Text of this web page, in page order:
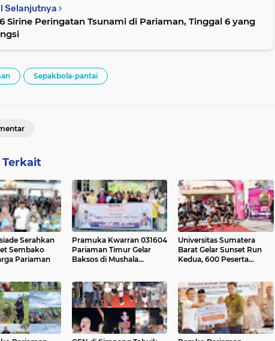
Selanjutnya
Sirine Peringatan Tsunami di Pariaman, Tinggal 6 yang
Sepakbola-pantai
Serahkan
Sembako
Pariaman
Pramuka Kwarran 031604
Pariaman Timur Gelar
Baksos di Mushala
Universitas Sumatera
Barat Gelar Sunset Run
Kedua, 600 Peserta